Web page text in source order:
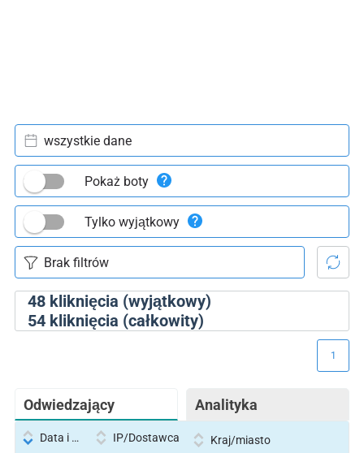
48kliknięcia (wyjątkowy)
54kliknięcia (całkowity)
wszystkie dane
Pokaż boty
Tylko wyjątkowy
Odwiedzający Analityka
1
Data i godzina IP/Dostawca Kraj/miasto